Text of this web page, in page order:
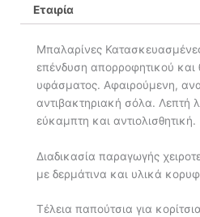
Εταιρία
Μπαλαρίνες
επένδυση απορροφητικού και
υφάσματος. Αφαιρούμενη,
αντιβακτηριακή σόλα. Λεπτή
εύκαμπτη και αντιολισθητική.
Διαδικασία παραγωγής
με δερμάτινα και υλικά
Τέλεια παπούτσια για